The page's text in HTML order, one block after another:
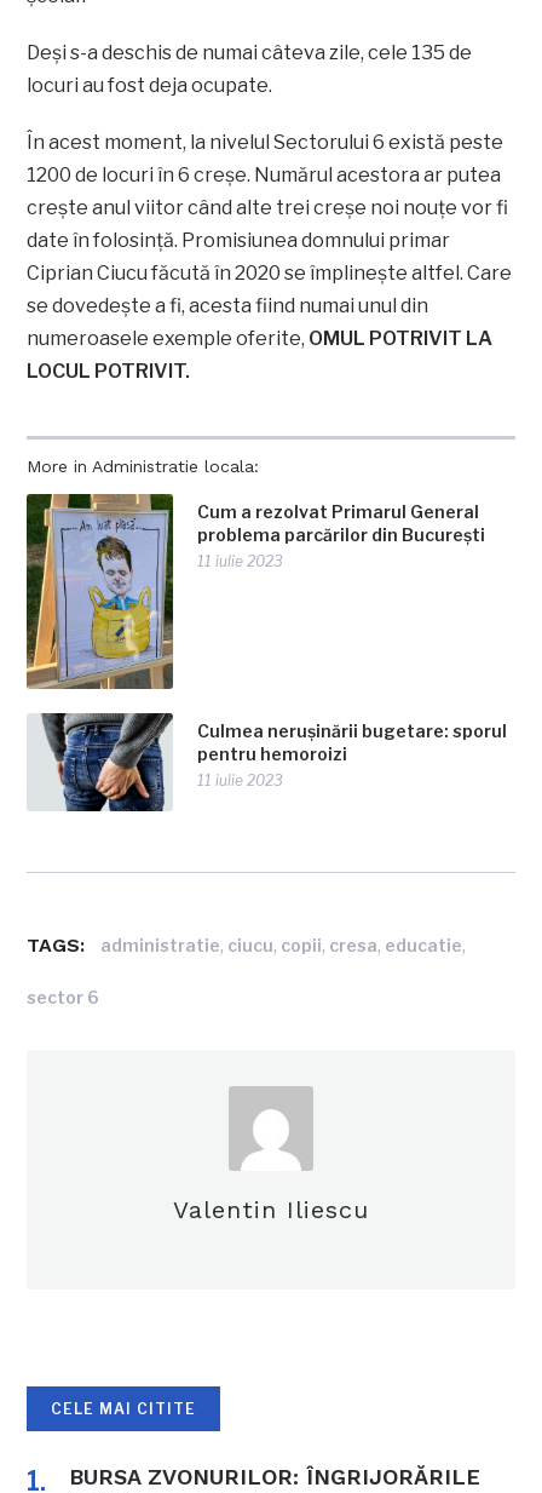
More in Administratie locala:
Cum a rezolvat Primarul General
problema parcărilor din București
11 iulie 2023
Culmea nerușinării bugetare: sporul
pentru hemoroizi
11 iulie 2023
Deși s-a deschis de numai câteva zile, cele 135 de
locuri au fost deja ocupate.
În acest moment, la nivelul Sectorului 6 există peste
1200 de locuri în 6 creşe. Numărul acestora ar putea
creşte anul viitor când alte trei creșe noi nouţe vor fi
date în folosinţă. Promisiunea domnului primar
Ciprian Ciucu făcută în 2020 se împlinește altfel. Care
se dovedește a fi, acesta fiind numai unul din
numeroasele exemple oferite, OMUL POTRIVIT LA
LOCUL POTRIVIT.
TAGS: administratie, ciucu, copii, cresa, educatie,
sector 6
Valentin Iliescu
CELE MAI CITITE
BURSA ZVONURILOR: ÎNGRIJORĂRILE